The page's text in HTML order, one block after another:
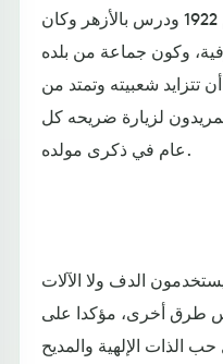
لقرية كوم أبوشيل في حدود عام 1922 ودرس بالأزهر وكان
وكون جماعة من بلده
تتزايد شعبيته وتمتد من
لزيارة ضريحه كل
عام في ذكرى مولده.
الدف ولا الآلات
طرق أخرى، مؤكدا على
الذات الإلهية والمديح